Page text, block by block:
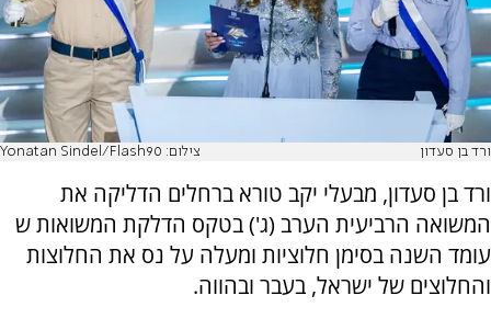
ורד בן סעדון צילום: Yonatan Sindel/Flash90
ורד בן סעדון, מבעלי יקב טורא ברחלים הדליקה את
המשואה הרביעית הערב (ג') בטקס הדלקת המשואות ש
עומד השנה בסימן חלוציות ומעלה על נס את החלוצות
והחלוצים של ישראל, בעבר ובהווה.